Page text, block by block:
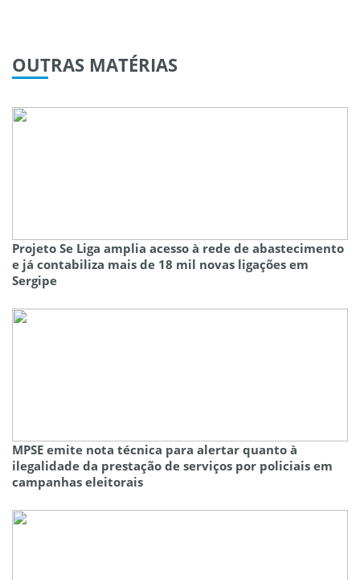
OUTRAS MATÉRIAS
Projeto Se Liga amplia acesso à rede de abastecimento
e já contabiliza mais de 18 mil novas ligações em
Sergipe
MPSE emite nota técnica para alertar quanto à
ilegalidade da prestação de serviços por policiais em
campanhas eleitorais